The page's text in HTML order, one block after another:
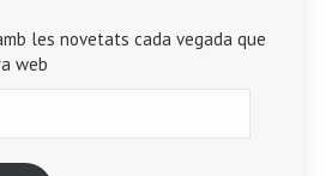
les novetats cada vegada que
web